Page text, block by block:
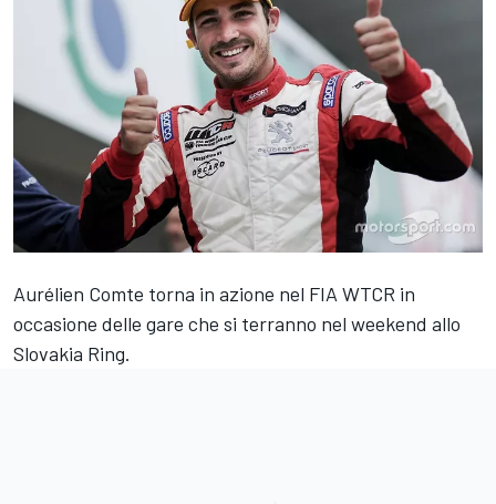
Aurélien Comte torna in azione nel FIA WTCR in
occasione delle gare che si terranno nel weekend allo
Slovakia Ring.